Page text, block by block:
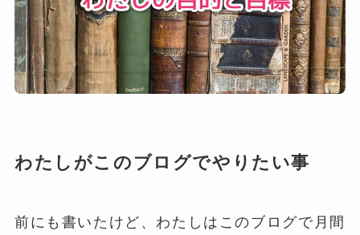
わたしがこのブログでやりたい事
前にも書いたけど、わたしはこのブログで月間